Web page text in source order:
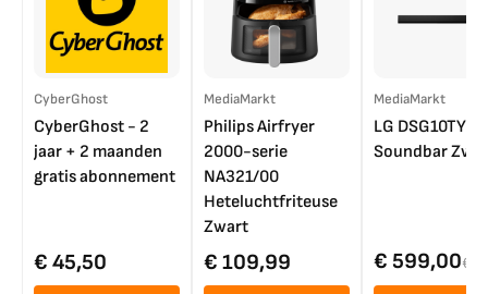
CyberGhost
CyberGhost - 2
jaar + 2 maanden
gratis abonnement
€ 45,50
MediaMarkt
Philips Airfryer
2000-serie
NA321/00
Heteluchtfriteuse
Zwart
€ 109,99
MediaMarkt
LG DSG10TY
Soundbar
€ 599,00€